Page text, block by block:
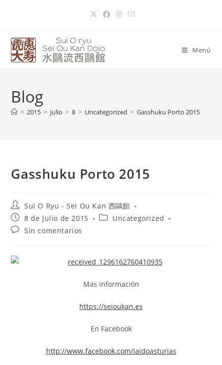
Menú
Blog
> 2015 > julio > 8 > Uncategorized > Gasshuku Porto 2015
Gasshuku Porto 2015
Sui O Ryu - Sei Ou Kan 西鷗館
8 de julio de 2015
Uncategorized
Sin comentarios
Mas información
https://seioukan.es
En Facebook
http://www.facebook.com/iaidoasturias